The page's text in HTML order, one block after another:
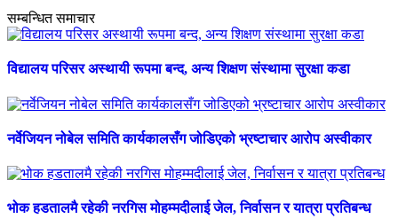
सम्बन्धित समाचार
विद्यालय परिसर अस्थायी रूपमा बन्द, अन्य शिक्षण संस्थामा सुरक्षा कडा
नर्वेजियन नोबेल समिति कार्यकालसँग जोडिएको भ्रष्टाचार आरोप अस्वीकार
भोक हडतालमै रहेकी नरगिस मोहम्मदीलाई जेल, निर्वासन र यात्रा प्रतिबन्ध